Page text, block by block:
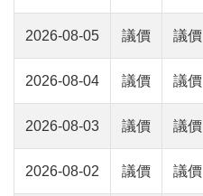
2026-08-05 議價 議價
2026-08-04 議價 議價
2026-08-03 議價 議價
2026-08-02 議價 議價